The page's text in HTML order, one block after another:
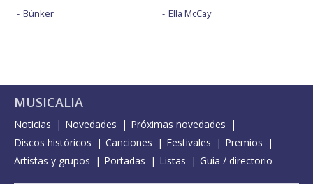
Búnker
Ella McCay
MUSICALIA
Noticias Novedades
Próximas novedades
Discos históricos
Canciones Festivales
Premios
Artistas y grupos
Portadas Listas Guía / directorio